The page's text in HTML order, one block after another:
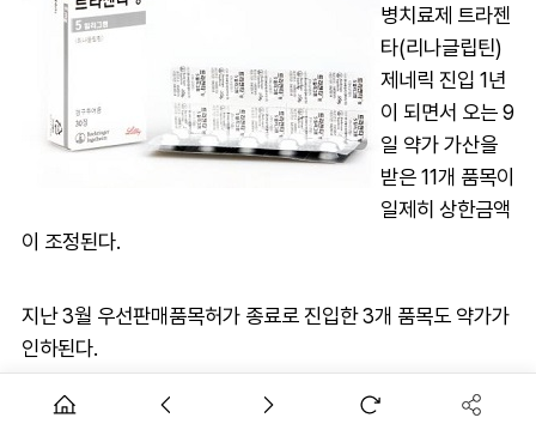
병치료제 트라젠
타(리나글립틴)
제네릭 진입 1년
이 되면서 오는 9
일 약가 가산을
받은 11개 품목이
일제히 상한금액
이 조정된다.
지난 3월 우선판매품목허가 종료로 진입한 3개 품목도 약가가
인하된다.
3일 업계에 따르면 오는 9일 제네릭 진입 1년차가 되면서 리나